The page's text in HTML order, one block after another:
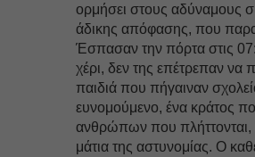
ορμήσει στους αδύναμους
άδικης απόφασης, που
Έσπασαν την πόρτα στις
χέρι, δεν της επέτρεπαν να
παιδιά που πήγαιναν
ευνομούμενο, ένα κράτος
ανθρώπων που πλήττονται,
μάτια της αστυνομίας. Ο